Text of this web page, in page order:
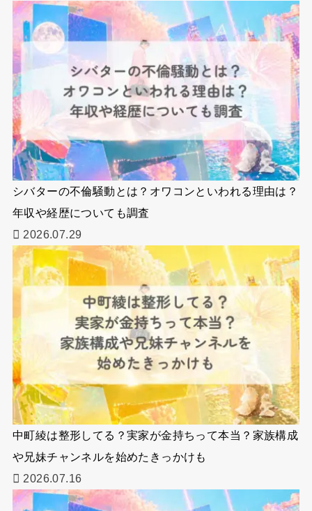
シバターの不倫騒動とは？オワコンといわれる理由は？
年収や経歴についても調査
2026.07.29
中町綾は整形してる？実家が金持ちって本当？家族構成
や兄妹チャンネルを始めたきっかけも
2026.07.16